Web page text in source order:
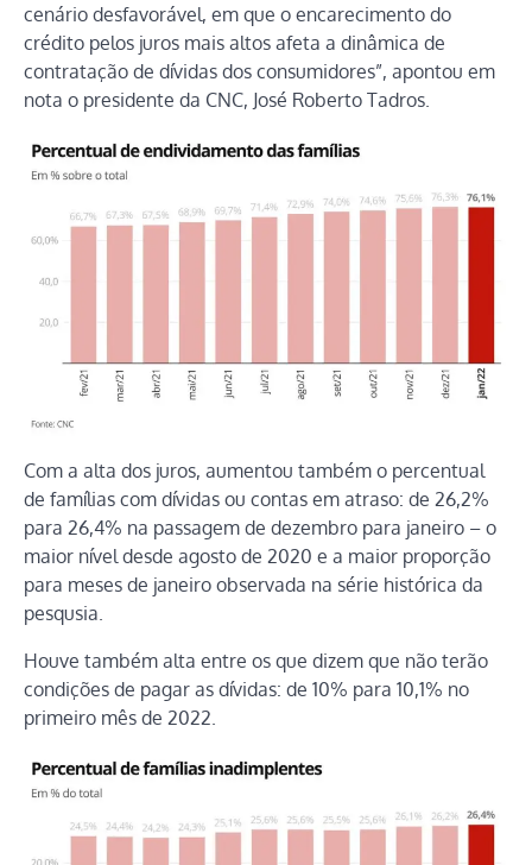
cenário desfavorável, em que o encarecimento do
crédito pelos juros mais altos afeta a dinâmica de
contratação de dívidas dos consumidores”, apontou em
nota o presidente da CNC, José Roberto Tadros.
Com a alta dos juros, aumentou também o percentual
de famílias com dívidas ou contas em atraso: de 26,2%
para 26,4% na passagem de dezembro para janeiro – o
maior nível desde agosto de 2020 e a maior proporção
para meses de janeiro observada na série histórica da
pesqusia.
Houve também alta entre os que dizem que não terão
condições de pagar as dívidas: de 10% para 10,1% no
primeiro mês de 2022.